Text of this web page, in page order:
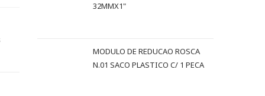
32MMX1"
MODULO DE REDUCAO ROSCA
N.01 SACO PLASTICO C/ 1 PECA